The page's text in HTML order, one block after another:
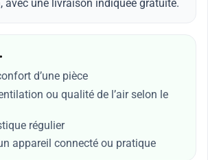
avec une livraison indiquée gratuite.
d’une pièce
ou qualité de l’air selon le
régulier
appareil connecté ou pratique